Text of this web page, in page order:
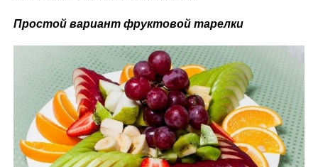
Простой вариант фруктовой тарелки